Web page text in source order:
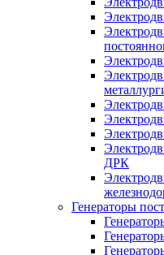
ДРК
Генераторы